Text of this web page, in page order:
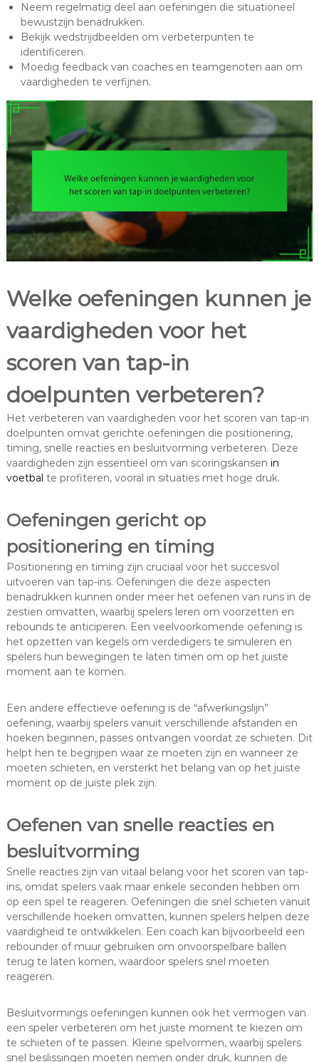
Neem regelmatig deel aan oefeningen die situationeel
bewustzijn benadrukken.
Bekijk wedstrijdbeelden om verbeterpunten te
identificeren.
Moedig feedback van coaches en teamgenoten aan om
vaardigheden te verfijnen.
Welke oefeningen kunnen je
vaardigheden voor het
scoren van tap-in
doelpunten verbeteren?
Het verbeteren van vaardigheden voor het scoren van tap-in
doelpunten omvat gerichte oefeningen die positionering,
timing, snelle reacties en besluitvorming verbeteren. Deze
vaardigheden zijn essentieel om van scoringskansen in
voetbal te profiteren, vooral in situaties met hoge druk.
Oefeningen gericht op
positionering en timing
Positionering en timing zijn cruciaal voor het succesvol
uitvoeren van tap-ins. Oefeningen die deze aspecten
benadrukken kunnen onder meer het oefenen van runs in de
zestien omvatten, waarbij spelers leren om voorzetten en
rebounds te anticiperen. Een veelvoorkomende oefening is
het opzetten van kegels om verdedigers te simuleren en
spelers hun bewegingen te laten timen om op het juiste
moment aan te komen.
Een andere effectieve oefening is de “afwerkingslijn”
oefening, waarbij spelers vanuit verschillende afstanden en
hoeken beginnen, passes ontvangen voordat ze schieten. Dit
helpt hen te begrijpen waar ze moeten zijn en wanneer ze
moeten schieten, en versterkt het belang van op het juiste
moment op de juiste plek zijn.
Oefenen van snelle reacties en
besluitvorming
Snelle reacties zijn van vitaal belang voor het scoren van tap-
ins, omdat spelers vaak maar enkele seconden hebben om
op een spel te reageren. Oefeningen die snel schieten vanuit
verschillende hoeken omvatten, kunnen spelers helpen deze
vaardigheid te ontwikkelen. Een coach kan bijvoorbeeld een
rebounder of muur gebruiken om onvoorspelbare ballen
terug te laten komen, waardoor spelers snel moeten
reageren.
Besluitvormings oefeningen kunnen ook het vermogen van
een speler verbeteren om het juiste moment te kiezen om
te schieten of te passen. Kleine spelvormen, waarbij spelers
snel beslissingen moeten nemen onder druk, kunnen de